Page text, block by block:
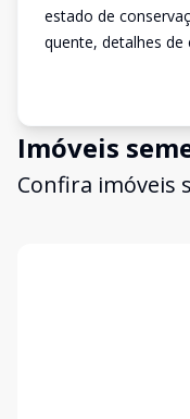
estado de
quente, detalhes de
Imóveis
Confira imóveis